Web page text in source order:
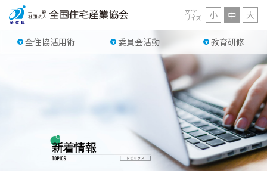
全住協活用術 委員会活動 教育研修
文字
サイズ 小 中 大